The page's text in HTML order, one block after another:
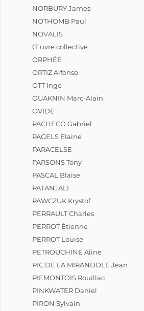
NORBURY James
NOTHOMB Paul
NOVALIS
Œuvre collective
ORPHÉE
ORTIZ Alfonso
OTT Inge
OUAKNIN Marc-Alain
OVIDE
PACHECO Gabriel
PAGELS Elaine
PARACELSE
PARSONS Tony
PASCAL Blaise
PATANJALI
PAWCZUK Krystof
PERRAULT Charles
PERROT Étienne
PERROT Louise
PETROUCHINE Aline
PIC DE LA MIRANDOLE Jean
PIEMONTOIS Rouillac
PINKWATER Daniel
PIRON Sylvain